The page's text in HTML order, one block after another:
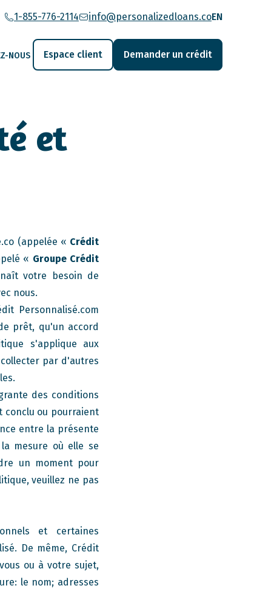
1-855-776-2114 info@personalizedloans.coEN
NOUS Espace client Demander un crédit
et
(appelée « Crédit
« Groupe Crédit
votre besoin de
nous.
Personnalisé.com
prêt, qu'un accord
s'applique aux
par d'autres
des conditions
conclu ou pourraient
entre la présente
mesure où elle se
un moment pour
veuillez ne pas
et certaines
De même, Crédit
ou à votre sujet,
le nom; adresses